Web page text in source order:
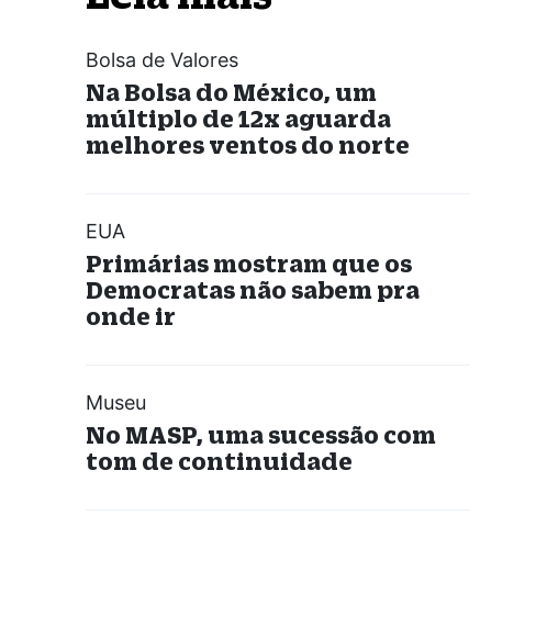
Bolsa de Valores
Na Bolsa do México, um
múltiplo de 12x aguarda
melhores ventos do norte
EUA
Primárias mostram que os
Democratas não sabem pra
onde ir
Museu
No MASP, uma sucessão com
tom de continuidade